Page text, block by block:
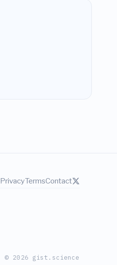
PrivacyTermsContact
© 2026 gist.science